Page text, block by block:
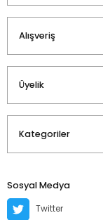
Alışveriş
Üyelik
Kategoriler
Sosyal Medya
Twitter